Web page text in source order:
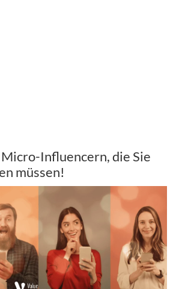
Influencern, die Sie
müssen!